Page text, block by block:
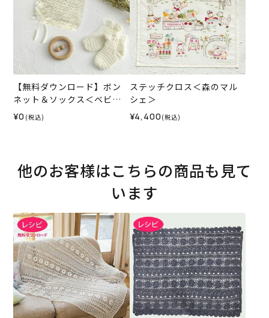
【無料ダウンロード】ボン
ネット＆ソックス＜ベビー
パレット＞（レシピ）
¥0 (税込)
ステッチクロス＜森のマル
シェ＞
¥4,400 (税込)
他のお客様はこちらの商品も見て
います